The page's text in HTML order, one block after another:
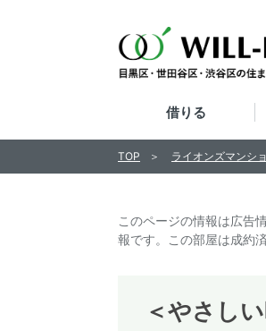
借りる
このページの情報は広告
報です。この部屋は成約済
＜やさし
TOP ライオンズマンシ